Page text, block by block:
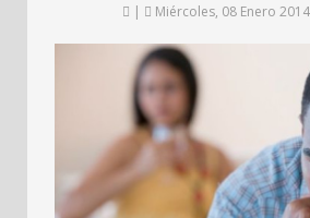
| Miércoles, 08 Enero 2014